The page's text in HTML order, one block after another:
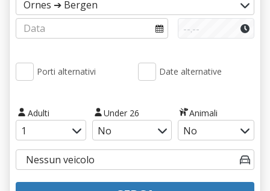
Porti alternativi Date alternative
Adulti Under 26 Animali